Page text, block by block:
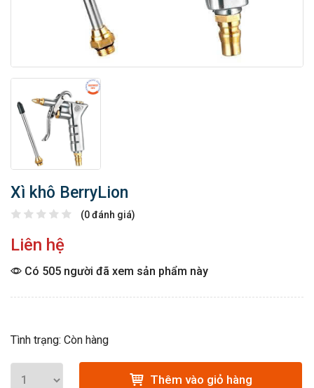
Xì khô BerryLion
(0 đánh giá)
Liên hệ
Có 505 người đã xem sản phẩm này
Tình trạng: Còn hàng
Thêm vào giỏ hàng